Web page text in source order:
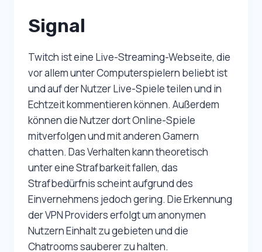
Signal
Twitch ist eine Live-Streaming-Webseite, die
vor allem unter Computerspielern beliebt ist
und auf der Nutzer Live-Spiele teilen und in
Echtzeit kommentieren können. Außerdem
können die Nutzer dort Online-Spiele
mitverfolgen und mit anderen Gamern
chatten. Das Verhalten kann theoretisch
unter eine Strafbarkeit fallen, das
Strafbedürfnis scheint aufgrund des
Einvernehmens jedoch gering. Die Erkennung
der VPN Providers erfolgt um anonymen
Nutzern Einhalt zu gebieten und die
Chatrooms sauberer zu halten.